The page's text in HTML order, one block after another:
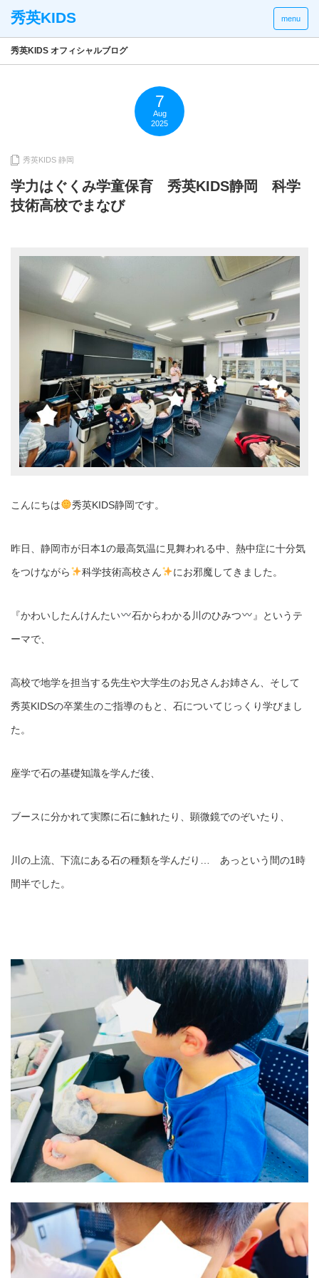
menu
秀英KIDS オフィシャルブログ
7
Aug
2025
秀英KIDS 静岡
学力はぐくみ学童保育 秀英KIDS静岡 科学
技術高校でまなび
こんにちは 秀英KIDS静岡です。
昨日、静岡市が日本1の最高気温に見舞われる中、熱中症に十分気
をつけながら 科学技術高校さん にお邪魔してきました。
『かわいしたんけんたい 石からわかる川のひみつ 』というテ
ーマで、
高校で地学を担当する先生や大学生のお兄さんお姉さん、そして
秀英KIDSの卒業生のご指導のもと、石についてじっくり学びまし
た。
座学で石の基礎知識を学んだ後、
ブースに分かれて実際に石に触れたり、顕微鏡でのぞいたり、
川の上流、下流にある石の種類を学んだり… あっという間の1時
間半でした。